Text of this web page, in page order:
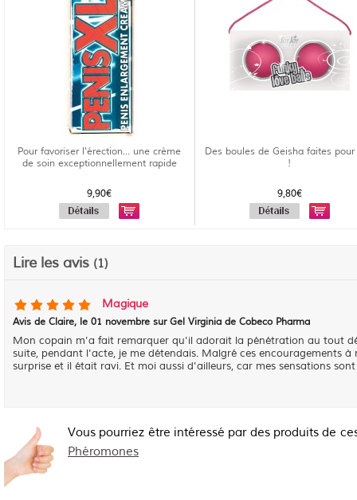
Pour favoriser l'érection... une crème
de soin exceptionnellement rapide
9,90€
Des boules de Geisha faites
!
9,80€
Lire les avis (1)
Magique
Avis de Claire, le 01 novembre sur Gel Virginia de Cobeco Pharma
Mon copain m'a fait remarquer qu'il adorait la pénétration au tout
suite, pendant l'acte, je me détendais. Malgré ces encouragements
surprise et il était ravi. Et moi aussi d'ailleurs, car mes sensations
Vous pourriez être intéressé par des produits de
Phéromones